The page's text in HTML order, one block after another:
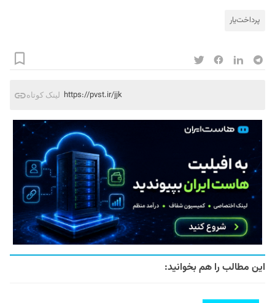
پرداخت‌یار
لینک کوتاه https://pvst.ir/jjk
این مطالب را هم بخوانید: